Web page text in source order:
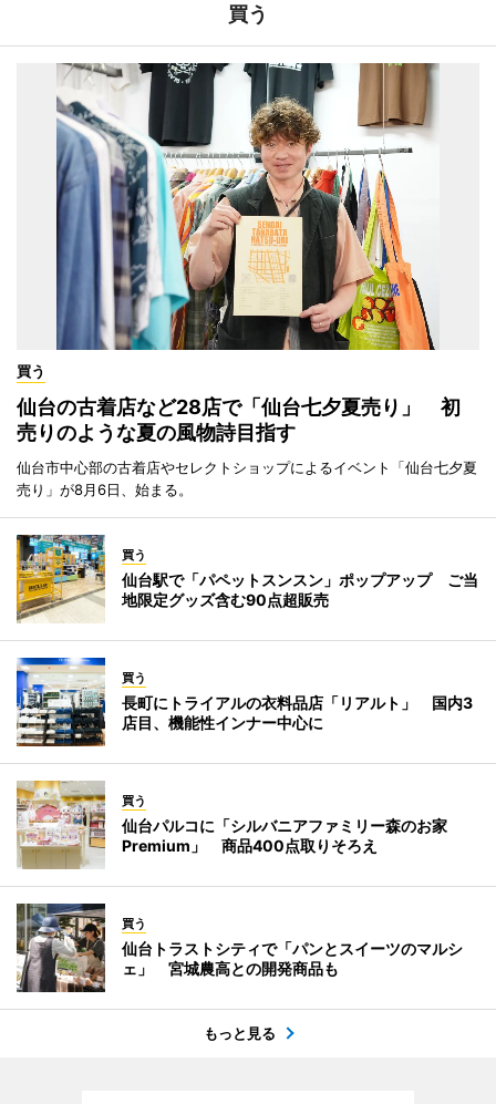
買う
買う
仙台の古着店など28店で「仙台七夕夏売り」 初
売りのような夏の風物詩目指す
仙台市中心部の古着店やセレクトショップによるイベント「仙台七夕夏
売り」が8月6日、始まる。
買う
仙台駅で「パペットスンスン」ポップアップ ご当
地限定グッズ含む90点超販売
買う
長町にトライアルの衣料品店「リアルト」 国内3
店目、機能性インナー中心に
買う
仙台パルコに「シルバニアファミリー森のお家
Premium」 商品400点取りそろえ
買う
仙台トラストシティで「パンとスイーツのマルシ
ェ」 宮城農高との開発商品も
もっと見る